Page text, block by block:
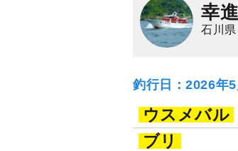
幸
石川
釣行日：2026年
ウスメバル
ブリ